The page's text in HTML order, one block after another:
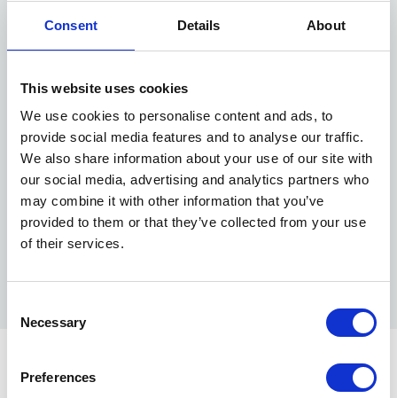
Consent Details About
This website uses cookies
We use cookies to personalise content and ads, to
provide social media features and to analyse our traffic.
We also share information about your use of our site with
our social media, advertising and analytics partners who
may combine it with other information that you’ve
provided to them or that they’ve collected from your use
of their services.
Selection
Necessary
Preferences
Kan du ikke se videoen? Klik her og ret dit samtykke
brugen af cookies.
Del opslag: